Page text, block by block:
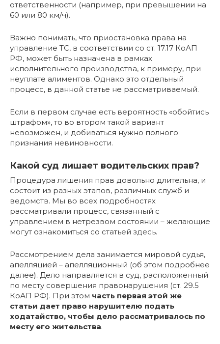
ответственности (например, при превышении на
60 или 80 км/ч).
Важно понимать, что приостановка права на
управление ТС, в соответствии со ст. 17.17 КоАП
РФ, может быть назначена в рамках
исполнительного производства, к примеру, при
неуплате алиментов. Однако это отдельный
процесс, в данной статье не рассматриваемый.
Если в первом случае есть вероятность «обойтись
штрафом», то во втором такой вариант
невозможен, и добиваться нужно полного
признания невиновности.
Какой суд лишает водительских прав?
Процедура лишения прав довольно длительна, и
состоит из разных этапов, различных служб и
ведомств. Мы во всех подробностях
рассматривали процесс, связанный с
управлением в нетрезвом состоянии – желающие
могут ознакомиться со статьей здесь.
Рассмотрением дела занимается мировой судья,
апелляцией – апелляционный (об этом подробнее
далее). Дело направляется в суд, расположенный
по месту совершения правонарушения (ст. 29.5
КоАП РФ). При этом часть первая этой же
статьи дает право нарушителю подать
ходатайство, чтобы дело рассматривалось по
месту его жительства.